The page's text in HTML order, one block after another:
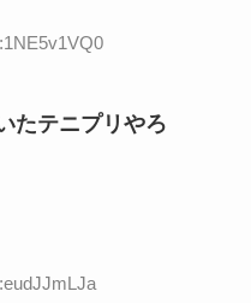
たテニプリやろ